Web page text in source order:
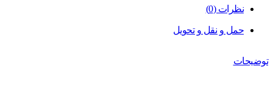
نظرات (0)
حمل و نقل و تحویل
توضیحات